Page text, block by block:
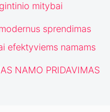
mitybai
sprendimas
efektyviems namams
NAMO PRIDAVIMAS